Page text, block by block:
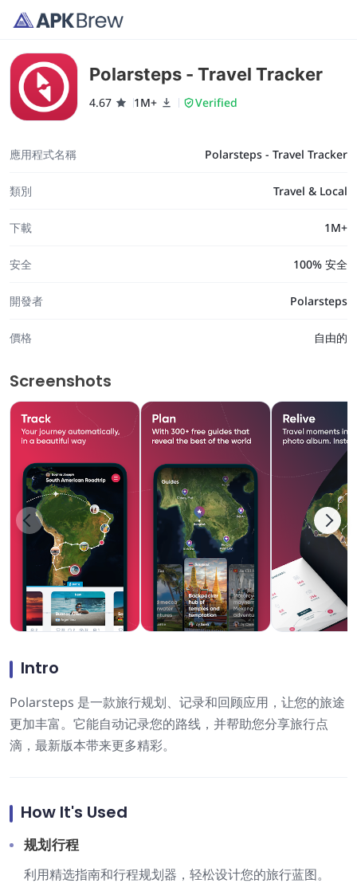
Polarsteps - Travel Tracker
4.67 1M+ Verified
應用程式名稱 Polarsteps - Travel Tracker
類別 Travel & Local
下載 1M+
安全 100% 安全
開發者 Polarsteps
價格 自由的
Screenshots
Intro
Polarsteps 是一款旅行规划、记录和回顾应用，让您的旅途
更加丰富。它能自动记录您的路线，并帮助您分享旅行点
滴，最新版本带来更多精彩。
How It's Used
规划行程
利用精选指南和行程规划器，轻松设计您的旅行蓝图。